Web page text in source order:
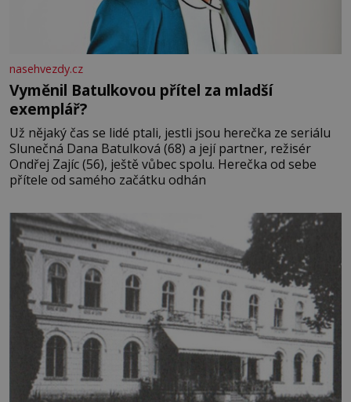
nasehvezdy.cz
Vyměnil Batulkovou přítel za mladší
exemplář?
Už nějaký čas se lidé ptali, jestli jsou herečka ze seriálu
Slunečná Dana Batulková (68) a její partner, režisér
Ondřej Zajíc (56), ještě vůbec spolu. Herečka od sebe
přítele od samého začátku odhán